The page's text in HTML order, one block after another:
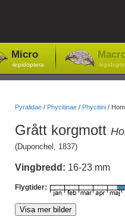
Micro
-lepidoptera -
Pyralidae/ Phycitinae/ Phycitini/
Grått korgmott
(Duponchel, 1837)
Vingbredd: 16-23 mm
Flygtider: